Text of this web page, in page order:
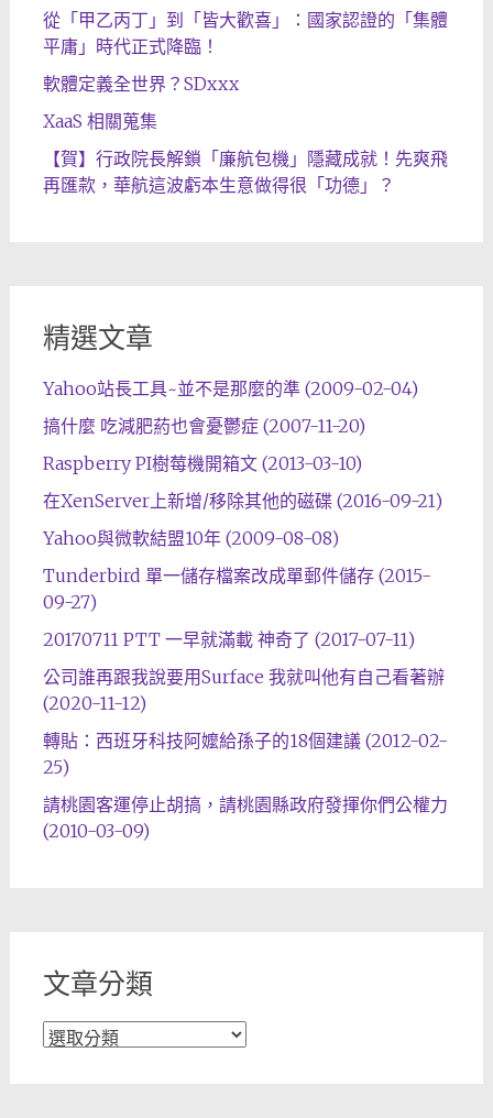
從「甲乙丙丁」到「皆大歡喜」：國家認證的「集體
平庸」時代正式降臨！
軟體定義全世界？SDxxx
XaaS 相關蒐集
【賀】行政院長解鎖「廉航包機」隱藏成就！先爽飛
再匯款，華航這波虧本生意做得很「功德」？
精選文章
Yahoo站長工具~並不是那麼的準 (2009-02-04)
搞什麼 吃減肥葯也會憂鬱症 (2007-11-20)
Raspberry PI樹莓機開箱文 (2013-03-10)
在XenServer上新增/移除其他的磁碟 (2016-09-21)
Yahoo與微軟結盟10年 (2009-08-08)
Tunderbird 單一儲存檔案改成單郵件儲存 (2015-
09-27)
20170711 PTT 一早就滿載 神奇了 (2017-07-11)
公司誰再跟我說要用Surface 我就叫他有自己看著辦
(2020-11-12)
轉貼：西班牙科技阿嬤給孫子的18個建議 (2012-02-
25)
請桃園客運停止胡搞，請桃園縣政府發揮你們公權力
(2010-03-09)
文章分類
文